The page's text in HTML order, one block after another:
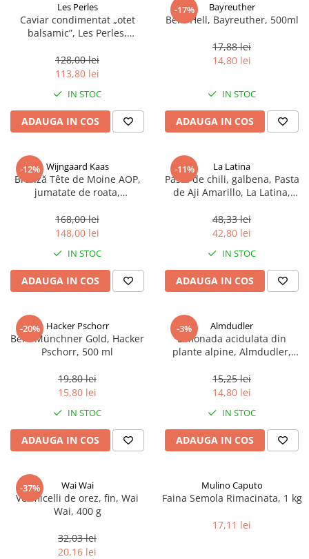
Les Perles
Caviar condimentat „otet
balsamic”, Les Perles,
sferice, 200 g
128,00 lei
113,80 lei
IN STOC
ADAUGA IN COS
-17% Bayreuther
Bere Hell, Bayreuther, 500ml
17,88 lei
14,80 lei
IN STOC
ADAUGA IN COS
-12% Wijngaard Kaas
Brânză Tête de Moine AOP,
jumatate de roata,
168,00 lei
148,00 lei
IN STOC
ADAUGA IN COS
-11% La Latina
Pasta de chili, galbena, Pasta
de Aji Amarillo, La Latina,
48,33 lei
42,80 lei
IN STOC
ADAUGA IN COS
-20% Hacker Pschorr
Bere Münchner Gold, Hacker
Pschorr, 500 ml
19,80 lei
15,80 lei
IN STOC
ADAUGA IN COS
-3% Almdudler
Limonada acidulata din
plante alpine, Almdudler,
15,25 lei
14,80 lei
IN STOC
ADAUGA IN COS
-37% Wai Wai
Vermicelli de orez, fin, Wai
Wai, 400 g
32,03 lei
20,16 lei
Mulino Caputo
Faina Semola Rimacinata, 1 kg
17,11 lei